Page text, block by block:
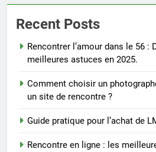
Recent Posts
Rencontrer l’amour dans le 56 :
meilleures astuces en 2025.
Comment choisir un
un site de rencontre ?
Guide pratique pour l’achat de
Rencontre en ligne : les